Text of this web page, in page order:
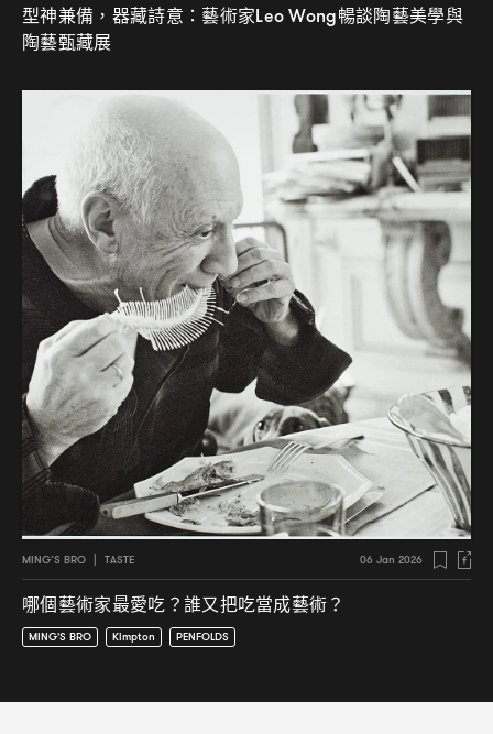
型神兼備 ， 器藏詩意 ： 藝術家Leo Wong暢談陶藝美學與
陶藝甄藏展
MING’S BRO TASTE 06 Jan 2026
哪個藝術家最愛吃 ？誰又把吃當成藝術？
MING'S BRO Kimpton PENFOLDS